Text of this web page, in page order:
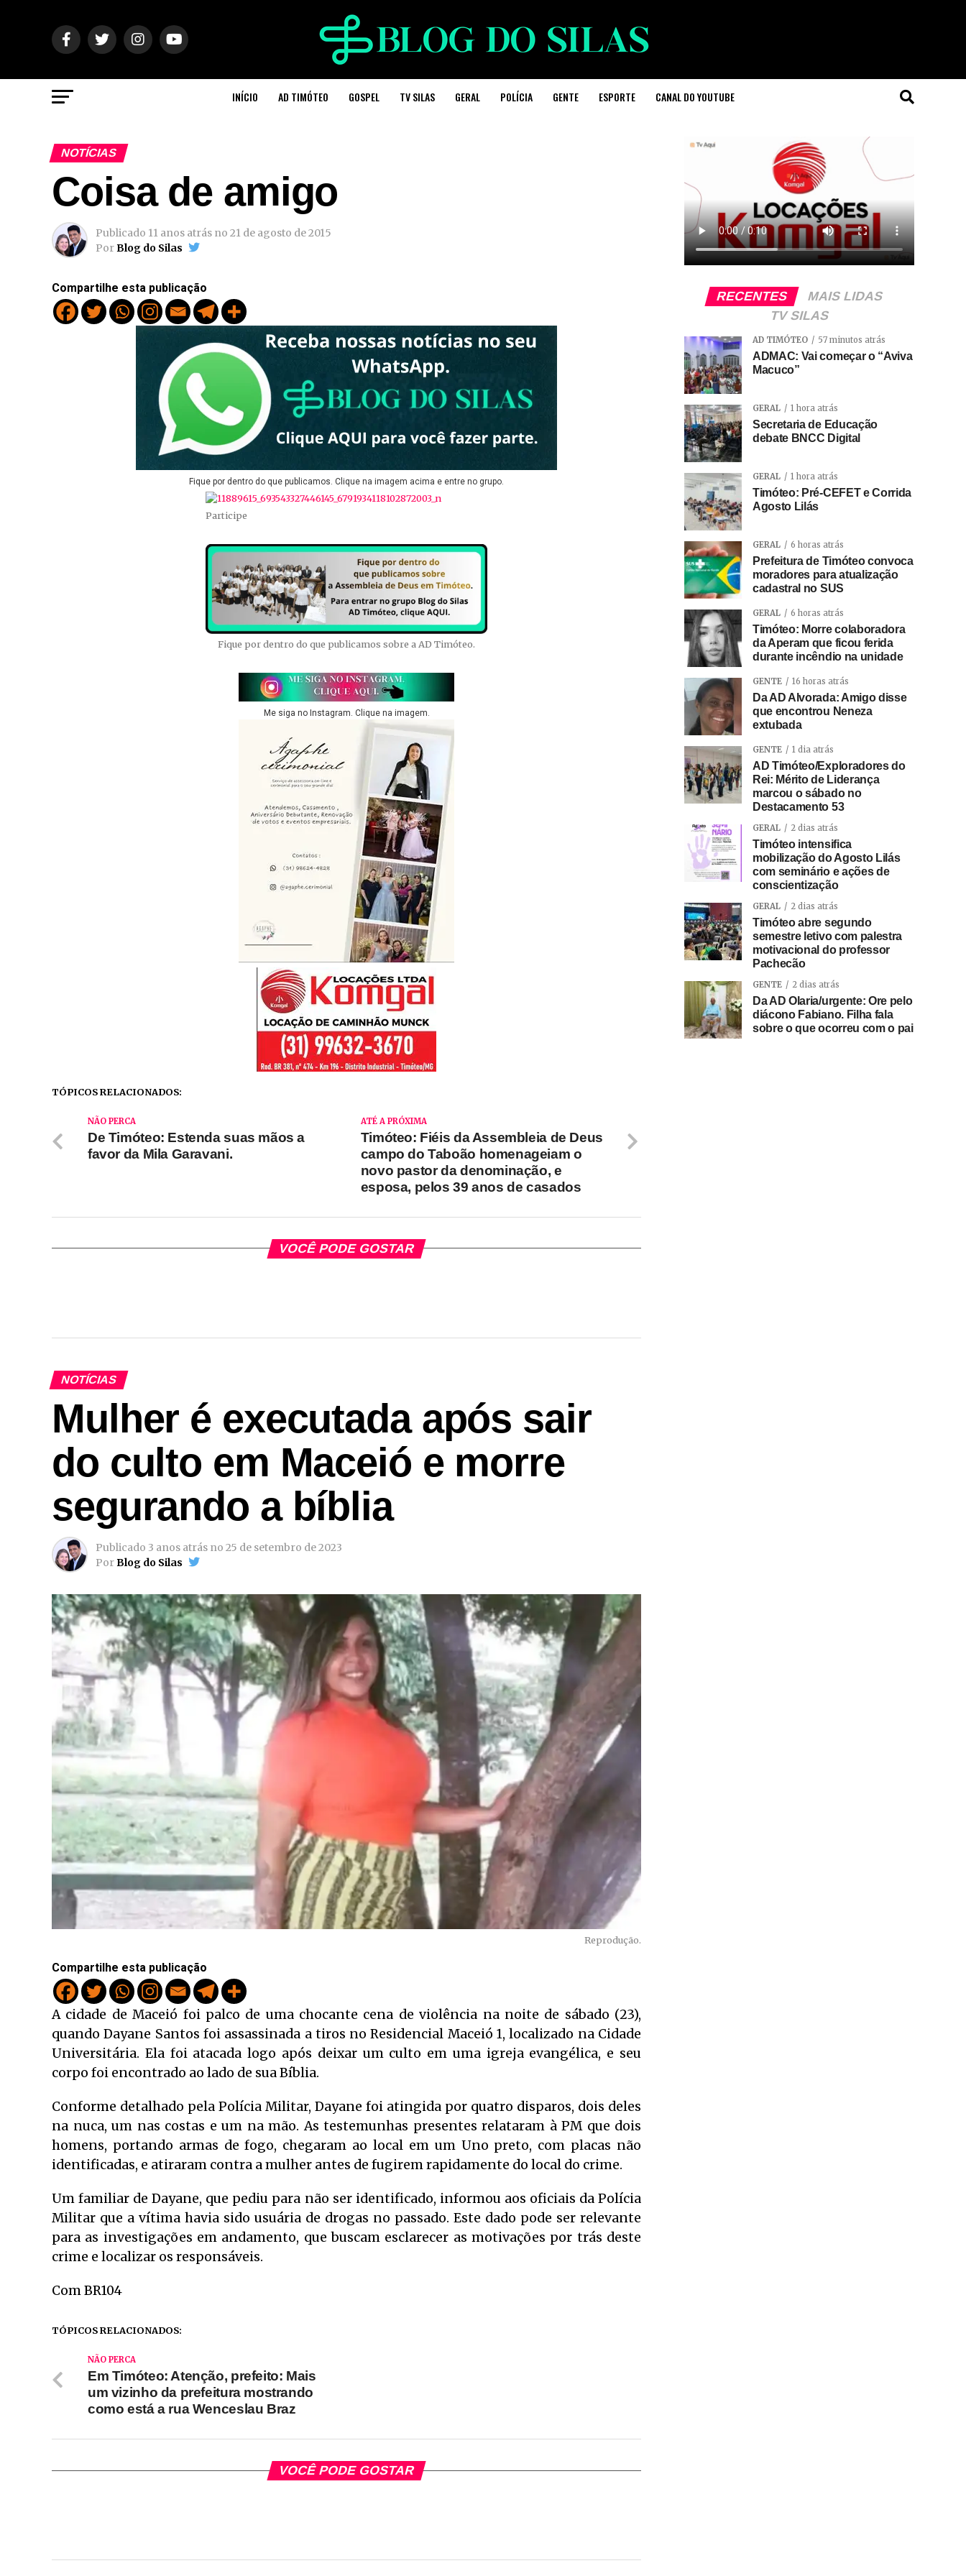
INÍCIO AD TIMÓTEO GOSPEL TV SILAS GERAL POLÍCIA GENTE ESPORTE CANAL DO YOUTUBE
NOTÍCIAS
Coisa de amigo
Publicado 11 anos atrás no 21 de agosto de 2015
PorBlog do Silas
Compartilhe esta publicação
Fique por dentro do que publicamos. Clique na imagem acima e entre no grupo.
Participe
Fique por dentro do que publicamos sobre a AD Timóteo.
Me siga no Instagram. Clique na imagem.
TÓPICOS RELACIONADOS:
ATÉ A PRÓXIMA
Timóteo: Fiéis da Assembleia de Deus
campo do Taboão homenageiam o
novo pastor da denominação, e
esposa, pelos 39 anos de casados
NÃO PERCA
De Timóteo: Estenda suas mãos a
favor da Mila Garavani.
VOCÊ PODE GOSTAR
NOTÍCIAS
Mulher é executada após sair
do culto em Maceió e morre
segurando a bíblia
Publicado 3 anos atrás no 25 de setembro de 2023
PorBlog do Silas
Reprodução.
Compartilhe esta publicação
A cidade de Maceió foi palco de uma chocante cena de violência na noite de sábado (23),
quando Dayane Santos foi assassinada a tiros no Residencial Maceió 1, localizado na Cidade
Universitária. Ela foi atacada logo após deixar um culto em uma igreja evangélica, e seu
corpo foi encontrado ao lado de sua Bíblia.
Conforme detalhado pela Polícia Militar, Dayane foi atingida por quatro disparos, dois deles
na nuca, um nas costas e um na mão. As testemunhas presentes relataram à PM que dois
homens, portando armas de fogo, chegaram ao local em um Uno preto, com placas não
identificadas, e atiraram contra a mulher antes de fugirem rapidamente do local do crime.
Um familiar de Dayane, que pediu para não ser identificado, informou aos oficiais da Polícia
Militar que a vítima havia sido usuária de drogas no passado. Este dado pode ser relevante
para as investigações em andamento, que buscam esclarecer as motivações por trás deste
crime e localizar os responsáveis.
Com BR104
TÓPICOS RELACIONADOS:
NÃO PERCA
Em Timóteo: Atenção, prefeito: Mais
um vizinho da prefeitura mostrando
como está a rua Wenceslau Braz
VOCÊ PODE GOSTAR
RECENTES
MAIS LIDAS
TV SILAS
AD TIMÓTEO 57 minutos atrás
ADMAC: Vai começar o “Aviva
Macuco”
GERAL 1 hora atrás
Secretaria de Educação
debate BNCC Digital
GERAL 1 hora atrás
Timóteo: Pré-CEFET e Corrida
Agosto Lilás
GERAL 6 horas atrás
Prefeitura de Timóteo convoca
moradores para atualização
cadastral no SUS
GERAL 6 horas atrás
Timóteo: Morre colaboradora
da Aperam que ficou ferida
durante incêndio na unidade
GENTE 16 horas atrás
Da AD Alvorada: Amigo disse
que encontrou Neneza
extubada
GENTE 1 dia atrás
AD Timóteo/Exploradores do
Rei: Mérito de Liderança
marcou o sábado no
Destacamento 53
GERAL 2 dias atrás
Timóteo intensifica
mobilização do Agosto Lilás
com seminário e ações de
conscientização
GERAL 2 dias atrás
Timóteo abre segundo
semestre letivo com palestra
motivacional do professor
Pachecão
GENTE 2 dias atrás
Da AD Olaria/urgente: Ore pelo
diácono Fabiano. Filha fala
sobre o que ocorreu com o pai